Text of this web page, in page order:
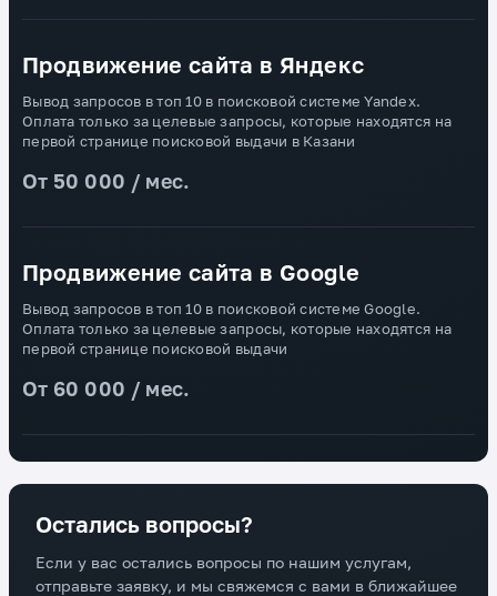
Продвижение сайта в Яндекс
Вывод запросов в топ 10 в поисковой системе Yandex.
Оплата только за целевые запросы, которые находятся на
первой странице поисковой выдачи в Казани
От 50 000 / мес.
Продвижение сайта в Google
Вывод запросов в топ 10 в поисковой системе Google.
Оплата только за целевые запросы, которые находятся на
первой странице поисковой выдачи
От 60 000 / мес.
Остались вопросы?
Если у вас остались вопросы по нашим услугам,
отправьте заявку, и мы свяжемся с вами в ближайшее